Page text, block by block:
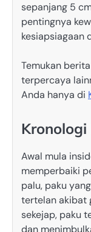
sepanjang 5
pentingnya
kesiapsiagaan
Temukan
terpercaya
Anda hanya di
Awal mula
memperbaiki
palu, paku
tertelan akibat
sekejap, paku
dan